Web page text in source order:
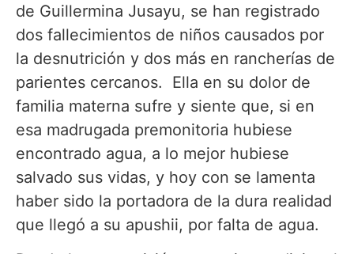
de Guillermina Jusayu, se han registrado
dos fallecimientos de niños causados por
la desnutrición y dos más en rancherías de
parientes cercanos. Ella en su dolor de
familia materna sufre y siente que, si en
esa madrugada premonitoria hubiese
encontrado agua, a lo mejor hubiese
salvado sus vidas, y hoy con se lamenta
haber sido la portadora de la dura realidad
que llegó a su apushii, por falta de agua.